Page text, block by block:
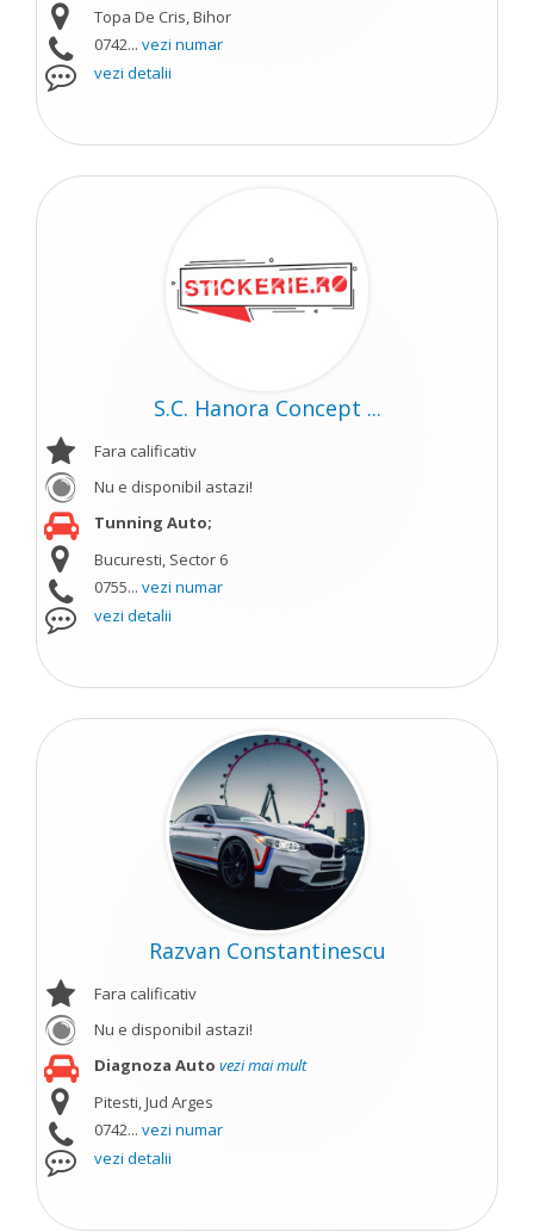
Topa De Cris, Bihor
0742... vezi numar
vezi detalii
S.C. Hanora Concept ...
Fara calificativ
Nu e disponibil astazi!
Tunning Auto;
Bucuresti, Sector 6
0755... vezi numar
vezi detalii
Razvan Constantinescu
Fara calificativ
Nu e disponibil astazi!
Diagnoza Auto vezi mai mult
Pitesti, Jud Arges
0742... vezi numar
vezi detalii